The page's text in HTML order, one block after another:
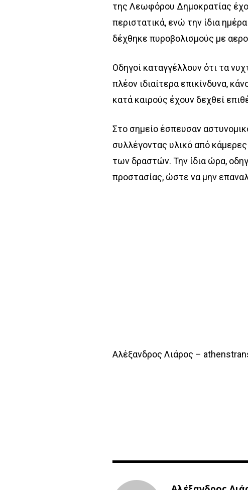
της Λεωφόρου Δημοκρατίας
περιστατικά, ενώ την ίδια
δέχθηκε πυροβολισμούς με
Οδηγοί καταγγέλλουν ότι τα
πλέον ιδιαίτερα επικίνδυνα,
κατά καιρούς έχουν δεχθεί
Στο σημείο έσπευσαν
συλλέγοντας υλικό από
των δραστών. Την ίδια ώρα,
προστασίας, ώστε να μην
Αλέξανδρος Λιάρος –